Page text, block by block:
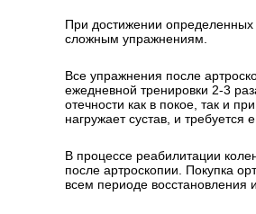
При достижении определенных
сложным упражнениям.
Все упражнения после
ежедневной тренировки 2-3
отечности как в покое, так и
нагружает сустав, и требуется
В процессе реабилитации
после артроскопии. Покупка
всем периоде восстановления